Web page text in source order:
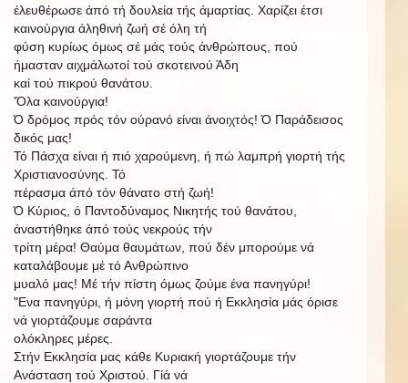
έλευθέρωσε άπό τή δουλεία τής άμαρτίας. Χαρίζει έτσι
καινούργια άληθινή ζωή σέ όλη τή
φύση κυρίως όμως σέ μάς τούς άνθρώπους, πού
ήμασταν αιχμάλωτοί τού σκοτεινού Άδη
καί τού πικρού θανάτου.
'Όλα καινούργια!
Ό δρόμος πρός τόν ούρανό είναι άνοιχτός! Ό Παράδεισος
δικός μας!
Τό Πάσχα είναι ή πιό χαρούμενη, ή πώ λαμπρή γιορτή τής
Χριστιανοσύνης. Τό
πέρασμα άπό τόν θάνατο στή ζωή!
Ό Κύριος, ό Παντοδύναμος Νικητής τού θανάτου,
άναστήθηκε άπό τούς νεκρούς τήν
τρίτη μέρα! Θαύμα θαυμάτων, πού δέν μπορούμε νά
καταλάβουμε μέ τό Ανθρώπινο
μυαλό μας! Μέ τήν πίστη όμως ζούμε ένα πανηγύρι!
"Ενα πανηγύρι, ή μόνη γιορτή πού ή Εκκλησία μάς όρισε
νά γιορτάζουμε σαράντα
ολόκληρες μέρες.
Στήν Εκκλησία μας κάθε Κυριακή γιορτάζουμε τήν
Ανάσταση τού Χριστού. Γίά νά